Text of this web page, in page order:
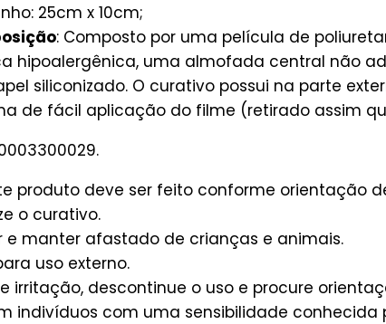
25cm x 10cm;
: Composto por uma película de
hipoalergênica, uma almofada central não
siliconizado. O curativo possui na parte
de fácil aplicação do filme (retirado assim
produto deve ser feito conforme orientação
o curativo.
e manter afastado de crianças e animais.
uso externo.
irritação, descontinue o uso e procure
indivíduos com uma sensibilidade